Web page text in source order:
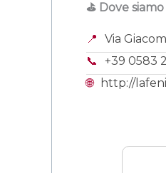
⛳ Dove siamo
📍
Via
📞
+39 0583
🌐
http://